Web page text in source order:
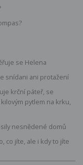
se Helena
snídani ani protažení
krční páteř, se
pytlem na krku,
nesnědené domů
co jíte, ale i kdy to jíte